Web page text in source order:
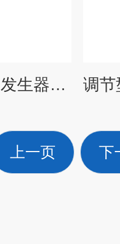
湖泉出售传感器、发生器等各种配件
上一页 下